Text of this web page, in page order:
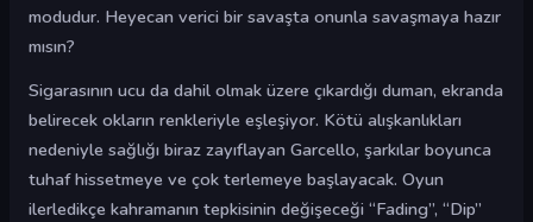
modudur. Heyecan verici bir savaşta onunla savaşmaya hazır
mısın?
Sigarasının ucu da dahil olmak üzere çıkardığı duman, ekranda
belirecek okların renkleriyle eşleşiyor. Kötü alışkanlıkları
nedeniyle sağlığı biraz zayıflayan Garcello, şarkılar boyunca
tuhaf hissetmeye ve çok terlemeye başlayacak. Oyun
ilerledikçe kahramanın tepkisinin değişeceği “Fading”, “Dip”